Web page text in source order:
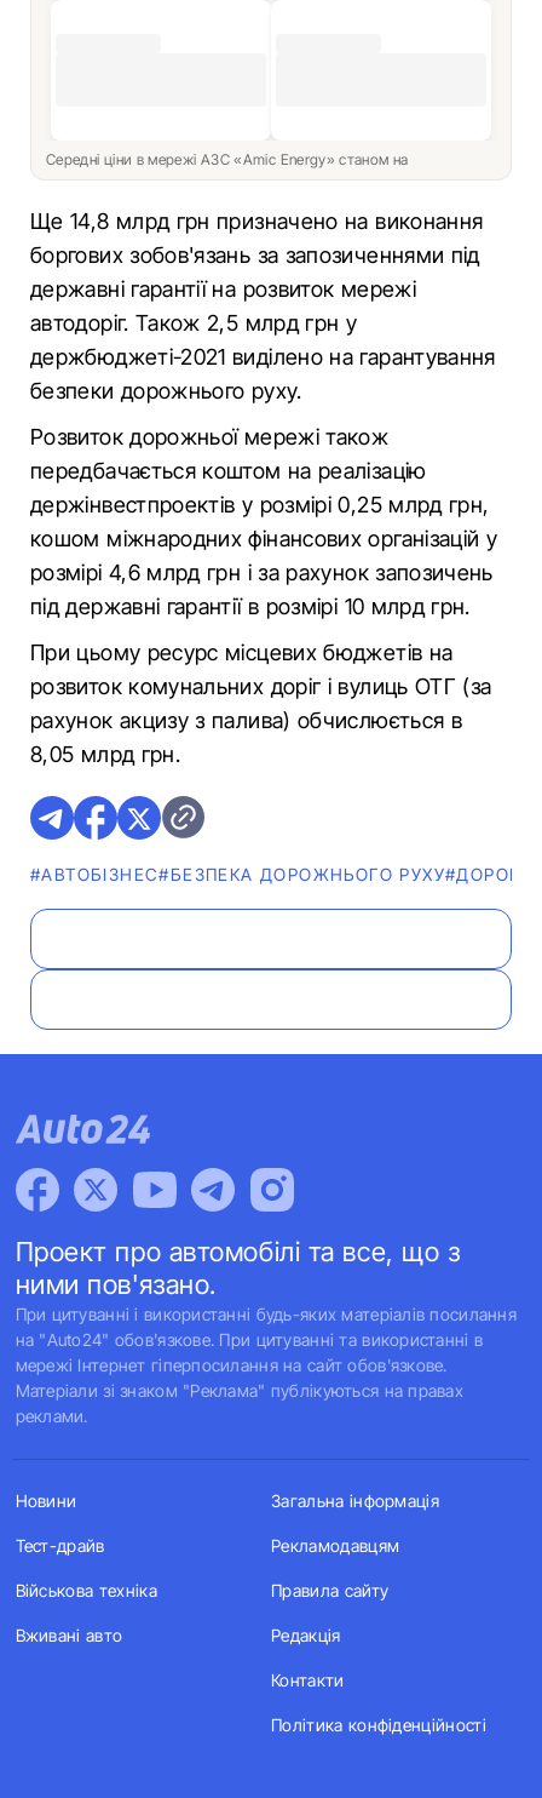
Середні ціни в мережі АЗС «Amic Energy» станом на
Ще 14,8 млрд грн призначено на виконання
боргових зобов'язань за запозиченнями під
державні гарантії на розвиток мережі
автодоріг. Також 2,5 млрд грн у
держбюджеті-2021 виділено на гарантування
безпеки дорожнього руху.
Розвиток дорожньої мережі також
передбачається коштом на реалізацію
держінвестпроектів у розмірі 0,25 млрд грн,
кошом міжнародних фінансових організацій у
розмірі 4,6 млрд грн і за рахунок запозичень
під державні гарантії в розмірі 10 млрд грн.
При цьому ресурс місцевих бюджетів на
розвиток комунальних доріг і вулиць ОТГ (за
рахунок акцизу з палива) обчислюється в
8,05 млрд грн.
#АВТОБІЗНЕС#БЕЗПЕКА ДОРОЖНЬОГО РУХУ#ДОРОГИ
Проект про автомобілі та все, що з
ними пов'язано.
При цитуванні і використанні будь-яких матеріалів посилання
на "Auto24" обов'язкове. При цитуванні та використанні в
мережі Інтернет гіперпосилання на сайт обов'язкове.
Матеріали зі знаком "Реклама" публікуються на правах
реклами.
Новини
Тест-драйв
Військова техніка
Вживані авто
Загальна інформація
Рекламодавцям
Правила сайту
Редакція
Контакти
Політика конфіденційності